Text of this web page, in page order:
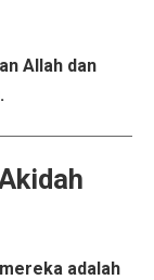
Allah dan
adalah